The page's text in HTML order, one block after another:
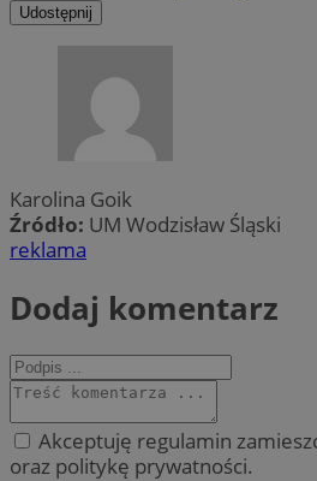
Udostępnij
Karolina Goik
Źródło: UM Wodzisław Śląski
reklama
Dodaj komentarz
Akceptuję regulamin
oraz politykę prywatności.